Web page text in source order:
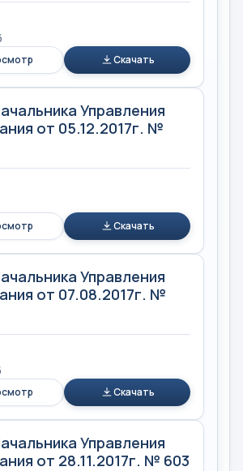
Скачать
Управления
от 05.12.2017г. №
Скачать
Управления
от 07.08.2017г. №
Скачать
Управления
от 28.11.2017г. № 603